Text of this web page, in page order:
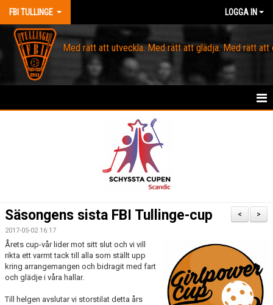
FBI TULLINGE LOGGA IN
Med rätt att utveckla. Med rätt att glädja. Med rätt att
KANSLI
KALENDER
>
<
Säsongens sista FBI Tullinge-cup
2017-05-02 16:17
Årets cup-vår lider mot sitt slut och vi vill
rikta ett varmt tack till alla som ställt upp
kring arrangemangen och bidragit med fart
och glädje i våra hallar.
Till helgen avslutar vi storstilat detta års